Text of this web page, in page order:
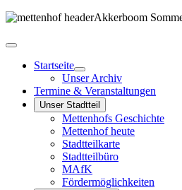
Startseite
Unser Archiv
Termine & Veranstaltungen
Unser Stadtteil
Mettenhofs Geschichte
Mettenhof heute
Stadtteilkarte
Stadtteilbüro
MAfK
Fördermöglichkeiten